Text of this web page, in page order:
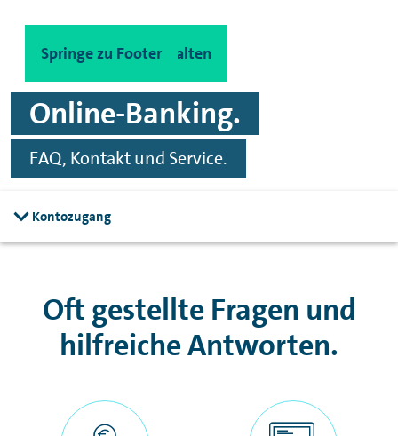
Spinge zu Hauptinhalten
Springe zu Footer
Online-Banking.
FAQ, Kontakt und Service.
Kontozugang
Oft gestellte Fragen und
hilfreiche Antworten.